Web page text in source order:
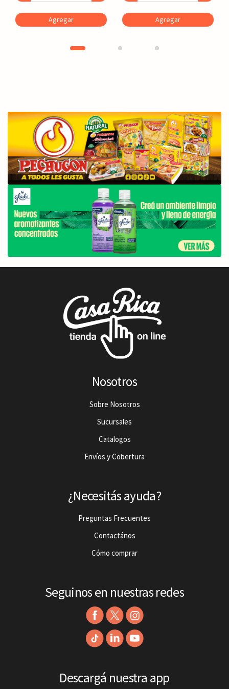
Agregar Agregar
Nosotros
Sobre Nosotros
Sucursales
Catalogos
Envíos y Cobertura
¿Necesitás ayuda?
Preguntas Frecuentes
Contactános
Cómo comprar
Seguinos en nuestras redes
Descargá nuestra app